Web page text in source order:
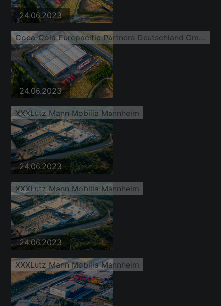
24.06.2023
Coca-Cola Europacific Partners Deutschland GmbH, Standort Mannheim
24.06.2023
XXXLutz Mann Mobilia Mannheim
24.06.2023
XXXLutz Mann Mobilia Mannheim
24.06.2023
XXXLutz Mann Mobilia Mannheim